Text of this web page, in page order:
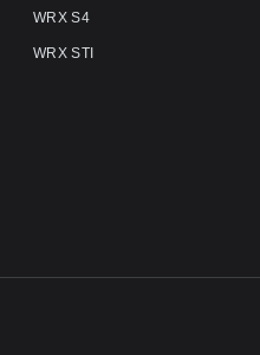
WRX S4
WRX STI